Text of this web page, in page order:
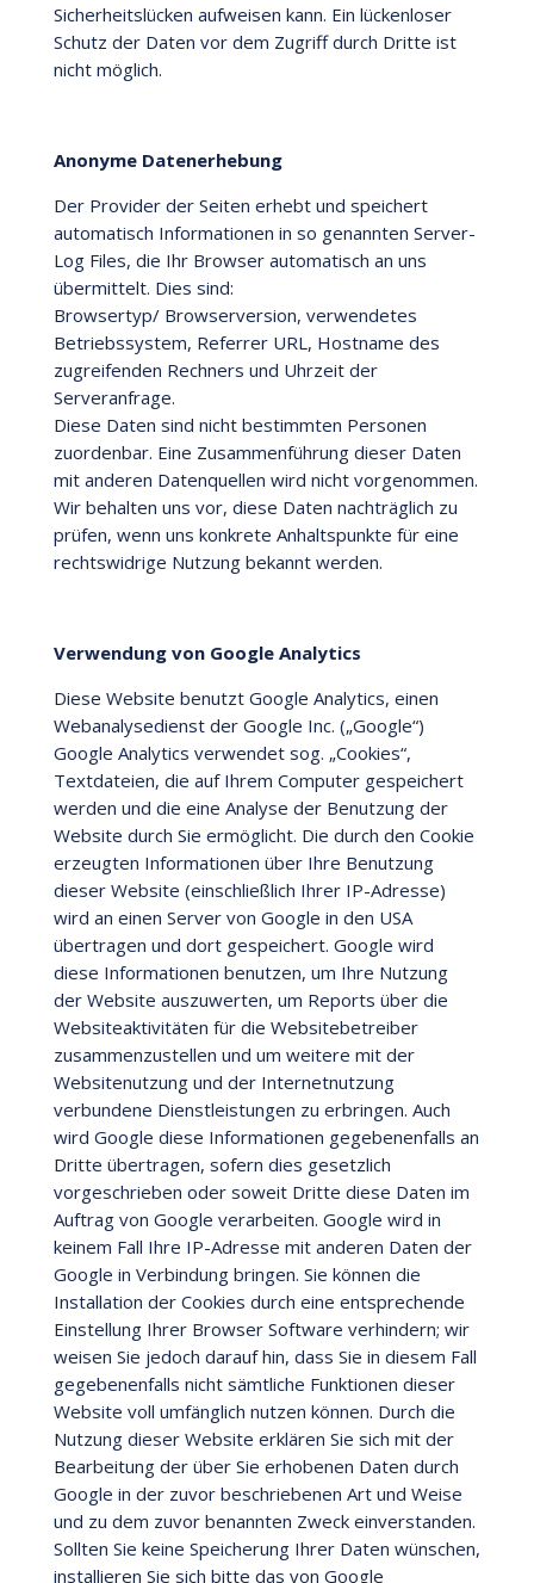
Sicherheitslücken aufweisen kann. Ein lückenloser
Schutz der Daten vor dem Zugriff durch Dritte ist
nicht möglich.
Anonyme Datenerhebung
Der Provider der Seiten erhebt und speichert
automatisch Informationen in so genannten Server-
Log Files, die Ihr Browser automatisch an uns
übermittelt. Dies sind:
Browsertyp/ Browserversion, verwendetes
Betriebssystem, Referrer URL, Hostname des
zugreifenden Rechners und Uhrzeit der
Serveranfrage.
Diese Daten sind nicht bestimmten Personen
zuordenbar. Eine Zusammenführung dieser Daten
mit anderen Datenquellen wird nicht vorgenommen.
Wir behalten uns vor, diese Daten nachträglich zu
prüfen, wenn uns konkrete Anhaltspunkte für eine
rechtswidrige Nutzung bekannt werden.
Verwendung von Google Analytics
Diese Website benutzt Google Analytics, einen
Webanalysedienst der Google Inc. („Google“)
Google Analytics verwendet sog. „Cookies“,
Textdateien, die auf Ihrem Computer gespeichert
werden und die eine Analyse der Benutzung der
Website durch Sie ermöglicht. Die durch den Cookie
erzeugten Informationen über Ihre Benutzung
dieser Website (einschließlich Ihrer IP-Adresse)
wird an einen Server von Google in den USA
übertragen und dort gespeichert. Google wird
diese Informationen benutzen, um Ihre Nutzung
der Website auszuwerten, um Reports über die
Websiteaktivitäten für die Websitebetreiber
zusammenzustellen und um weitere mit der
Websitenutzung und der Internetnutzung
verbundene Dienstleistungen zu erbringen. Auch
wird Google diese Informationen gegebenenfalls an
Dritte übertragen, sofern dies gesetzlich
vorgeschrieben oder soweit Dritte diese Daten im
Auftrag von Google verarbeiten. Google wird in
keinem Fall Ihre IP-Adresse mit anderen Daten der
Google in Verbindung bringen. Sie können die
Installation der Cookies durch eine entsprechende
Einstellung Ihrer Browser Software verhindern; wir
weisen Sie jedoch darauf hin, dass Sie in diesem Fall
gegebenenfalls nicht sämtliche Funktionen dieser
Website voll umfänglich nutzen können. Durch die
Nutzung dieser Website erklären Sie sich mit der
Bearbeitung der über Sie erhobenen Daten durch
Google in der zuvor beschriebenen Art und Weise
und zu dem zuvor benannten Zweck einverstanden.
Sollten Sie keine Speicherung Ihrer Daten wünschen,
installieren Sie sich bitte das von Google